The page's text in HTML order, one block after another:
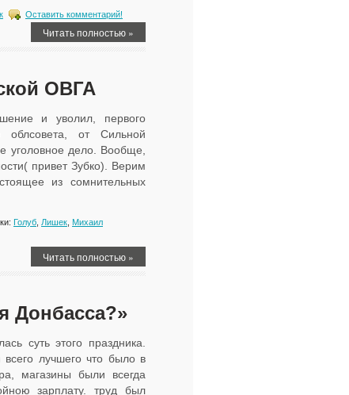
Оставить комментарий!
Читать полностью »
ОВГА
и уволил, первого
облсовета, от Сильной
уголовное дело. Вообще,
привет Зубко). Верим
из сомнительных
Голуб Лишек Михаил
Читать полностью »
Донбасса?»
суть этого праздника.
лучшего что было в
магазины были всегда
зарплату. труд был